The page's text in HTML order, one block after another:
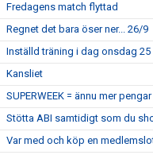
Fredagens match flyttad
Regnet det bara öser ner... 26/9
Inställd träning i dag onsdag
Kansliet
SUPERWEEK = ännu mer
Stötta ABI samtidigt som du
Var med och köp en